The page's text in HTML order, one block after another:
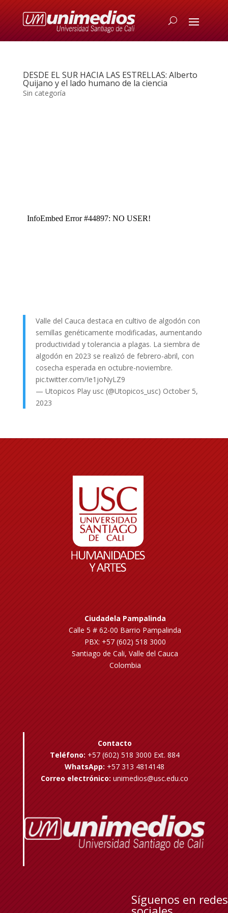
DESDE EL SUR HACIA LAS ESTRELLAS: Alberto
Quijano y el lado humano de la ciencia
Sin categoría
Valle del Cauca destaca en cultivo de algodón con
semillas genéticamente modificadas, aumentando
productividad y tolerancia a plagas. La siembra de
algodón en 2023 se realizó de febrero-abril, con
cosecha esperada en octubre-noviembre.
pic.twitter.com/Ie1joNyLZ9
— Utopicos Play usc (@Utopicos_usc) October 5,
2023
Ciudadela Pampalinda
Calle 5 # 62-00 Barrio Pampalinda
PBX: +57 (602) 518 3000
Santiago de Cali, Valle del Cauca
Colombia
Contacto
Teléfono: +57 (602) 518 3000 Ext. 884
WhatsApp: +57 313 4814148
Correo electrónico: unimedios@usc.edu.co
Síguenos en redes